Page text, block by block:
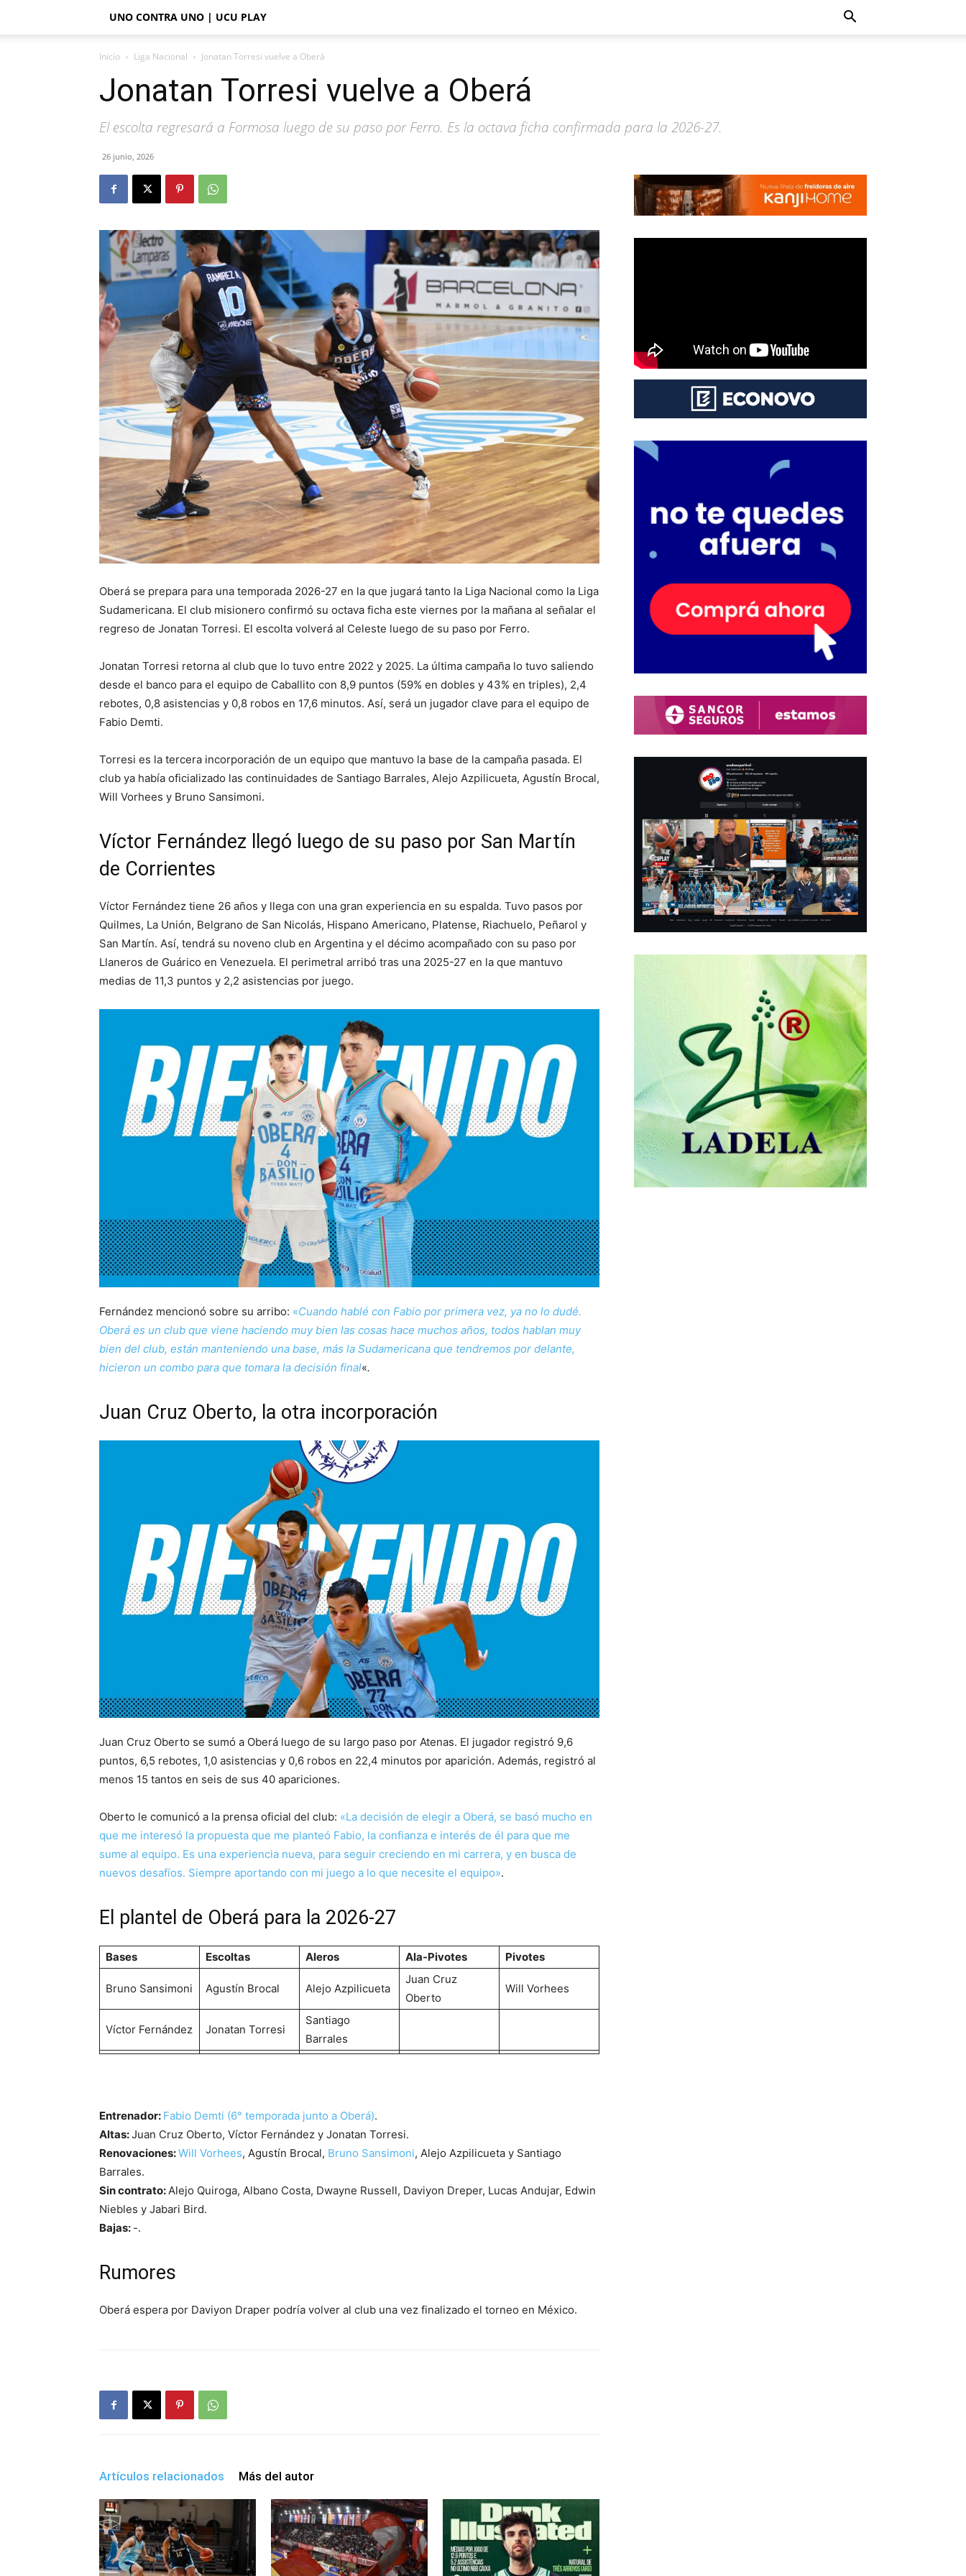
UNO CONTRA UNO | UCU PLAY
Inicio Liga Nacional Jonatan Torresi vuelve a Oberá
Jonatan Torresi vuelve a Oberá
El escolta regresará a Formosa luego de su paso por Ferro. Es la octava ficha confirmada para la 2026-27.
26 junio, 2026
Oberá se prepara para una temporada 2026-27 en la que jugará tanto la Liga Nacional como la Liga
Sudamericana. El club misionero confirmó su octava ficha este viernes por la mañana al señalar el
regreso de Jonatan Torresi. El escolta volverá al Celeste luego de su paso por Ferro.
Jonatan Torresi retorna al club que lo tuvo entre 2022 y 2025. La última campaña lo tuvo saliendo
desde el banco para el equipo de Caballito con 8,9 puntos (59% en dobles y 43% en triples), 2,4
rebotes, 0,8 asistencias y 0,8 robos en 17,6 minutos. Así, será un jugador clave para el equipo de
Fabio Demti.
Torresi es la tercera incorporación de un equipo que mantuvo la base de la campaña pasada. El
club ya había oficializado las continuidades de Santiago Barrales, Alejo Azpilicueta, Agustín Brocal,
Will Vorhees y Bruno Sansimoni.
Víctor Fernández llegó luego de su paso por San Martín
de Corrientes
Víctor Fernández tiene 26 años y llega con una gran experiencia en su espalda. Tuvo pasos por
Quilmes, La Unión, Belgrano de San Nicolás, Hispano Americano, Platense, Riachuelo, Peñarol y
San Martín. Así, tendrá su noveno club en Argentina y el décimo acompañado con su paso por
Llaneros de Guárico en Venezuela. El perimetral arribó tras una 2025-27 en la que mantuvo
medias de 11,3 puntos y 2,2 asistencias por juego.
Fernández mencionó sobre su arribo: «Cuando hablé con Fabio por primera vez, ya no lo dudé.
Oberá es un club que viene haciendo muy bien las cosas hace muchos años, todos hablan muy
bien del club, están manteniendo una base, más la Sudamericana que tendremos por delante,
hicieron un combo para que tomara la decisión final«.
Juan Cruz Oberto, la otra incorporación
Juan Cruz Oberto se sumó a Oberá luego de su largo paso por Atenas. El jugador registró 9,6
puntos, 6,5 rebotes, 1,0 asistencias y 0,6 robos en 22,4 minutos por aparición. Además, registró al
menos 15 tantos en seis de sus 40 apariciones.
Oberto le comunicó a la prensa oficial del club: «La decisión de elegir a Oberá, se basó mucho en
que me interesó la propuesta que me planteó Fabio, la confianza e interés de él para que me
sume al equipo. Es una experiencia nueva, para seguir creciendo en mi carrera, y en busca de
nuevos desafíos. Siempre aportando con mi juego a lo que necesite el equipo».
El plantel de Oberá para la 2026-27
Bases Escoltas Aleros Ala-Pivotes Pivotes
Bruno Sansimoni Agustín Brocal Alejo Azpilicueta
Juan Cruz
Oberto
Will Vorhees
Víctor Fernández Jonatan Torresi
Santiago
Barrales
Entrenador: Fabio Demti (6° temporada junto a Oberá).
Altas:Juan Cruz Oberto, Víctor Fernández y Jonatan Torresi.
Renovaciones:Will Vorhees, Agustín Brocal, Bruno Sansimoni, Alejo Azpilicueta y Santiago
Barrales.
Sin contrato:Alejo Quiroga, Albano Costa, Dwayne Russell, Daviyon Dreper, Lucas Andujar, Edwin
Niebles y Jabari Bird.
Bajas: -.
Rumores
Oberá espera por Daviyon Draper podría volver al club una vez finalizado el torneo en México.
Artículos relacionados Más del autor